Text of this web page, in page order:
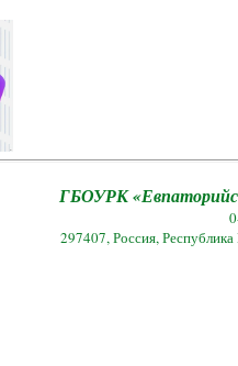
ГБОУРК
297407, Россия,